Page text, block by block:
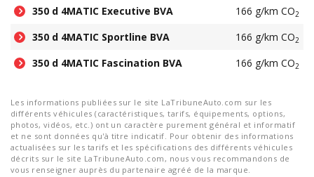
350 d 4MATIC Executive BVA 166 g/km CO2
350 d 4MATIC Sportline BVA 166 g/km CO2
350 d 4MATIC Fascination BVA 166 g/km CO2
Les informations publiées sur le site LaTribuneAuto.com sur les
différents véhicules (caractéristiques, tarifs, équipements, options,
photos, vidéos, etc.) ont un caractère purement général et informatif
et ne sont données qu'à titre indicatif. Pour obtenir des informations
actualisées sur les tarifs et les spécifications des différents véhicules
décrits sur le site LaTribuneAuto.com, nous vous recommandons de
vous renseigner auprès du partenaire agréé de la marque.